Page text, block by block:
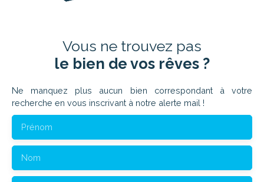
Vous ne trouvez pas
le bien de vos rêves ?
Ne manquez plus aucun bien correspondant à votre
recherche en vous inscrivant à notre alerte mail !
Prénom
Nom